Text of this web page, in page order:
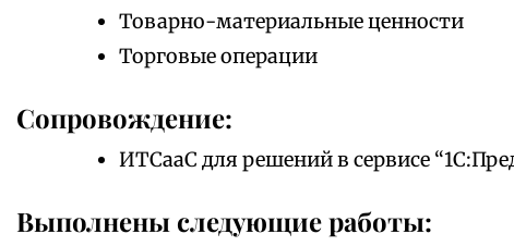
Товарно-материальные ценности
Торговые операции
Сопровождение:
ИТСааС для решений в сервисе
Выполнены следующие работы: